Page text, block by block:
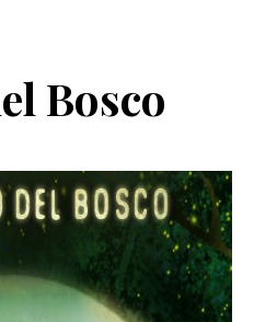
Bosco